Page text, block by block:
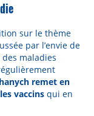
sur le thème
par l’envie de
maladies
remet en
vaccins qui en